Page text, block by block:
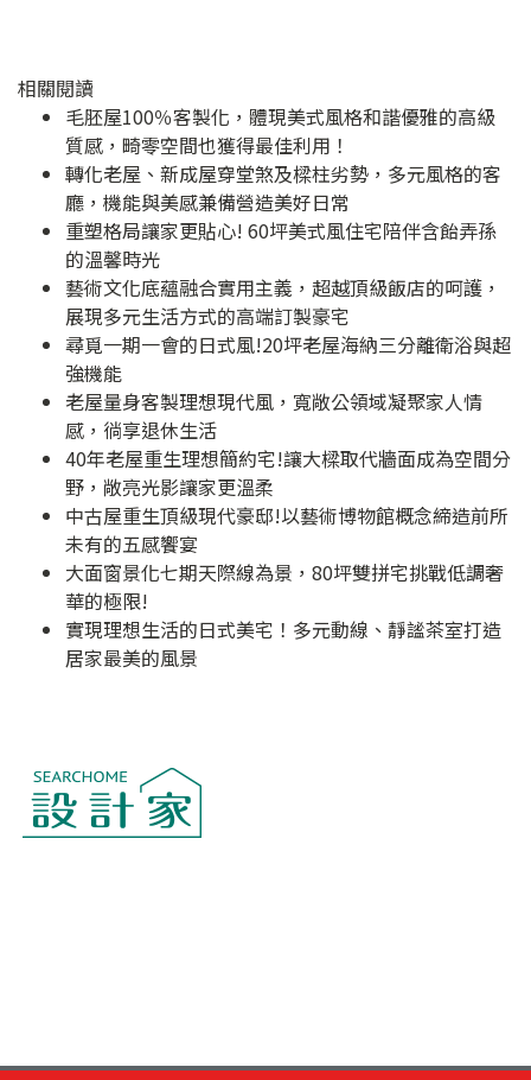
相關閱讀
毛胚屋100％客製化，體現美式風格和諧優雅的高級
質感，畸零空間也獲得最佳利用！
轉化老屋、新成屋穿堂煞及樑柱劣勢，多元風格的客
廳，機能與美感兼備營造美好日常
重塑格局讓家更貼心! 60坪美式風住宅陪伴含飴弄孫
的溫馨時光
藝術文化底蘊融合實用主義，超越頂級飯店的呵護，
展現多元生活方式的高端訂製豪宅
尋覓一期一會的日式風!20坪老屋海納三分離衛浴與超
強機能
老屋量身客製理想現代風，寬敞公領域凝聚家人情
感，徜享退休生活
40年老屋重生理想簡約宅!讓大樑取代牆面成為空間分
野，敞亮光影讓家更溫柔
中古屋重生頂級現代豪邸!以藝術博物館概念締造前所
未有的五感饗宴
大面窗景化七期天際線為景，80坪雙拼宅挑戰低調奢
華的極限!
實現理想生活的日式美宅！多元動線、靜謐茶室打造
居家最美的風景